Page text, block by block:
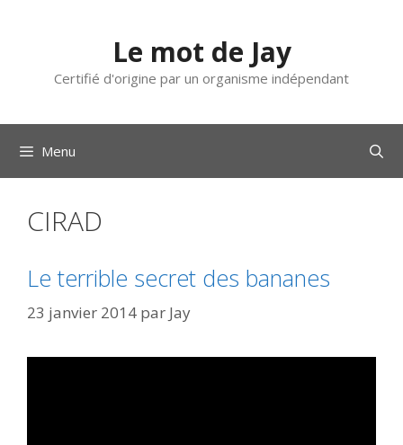
Le mot de Jay
Certifié d'origine par un organisme indépendant
Menu
CIRAD
Le terrible secret des bananes
23 janvier 2014 par Jay